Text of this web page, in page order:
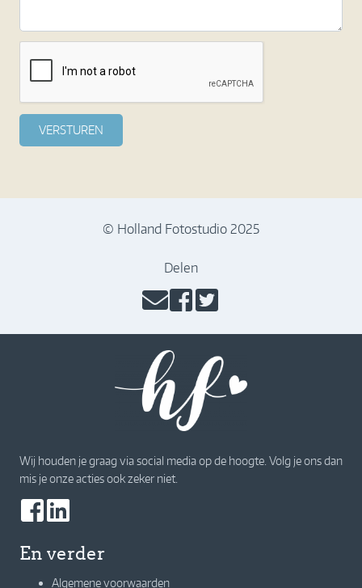
VERSTUREN
© Holland Fotostudio 2025
Delen
Wij houden je graag via social media op de hoogte. Volg je ons dan
mis je onze acties ook zeker niet.
En verder
Algemene voorwaarden